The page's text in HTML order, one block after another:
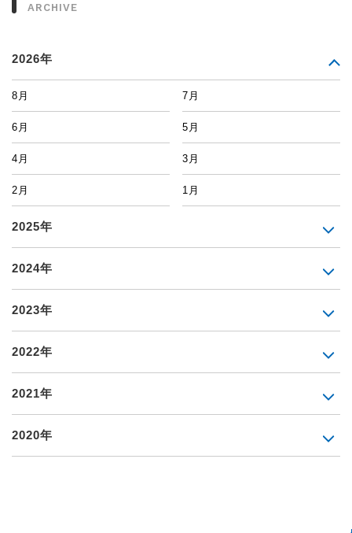
ARCHIVE
2026年
8月 7月
6月 5月
4月 3月
2月 1月
2025年
2024年
2023年
2022年
2021年
2020年